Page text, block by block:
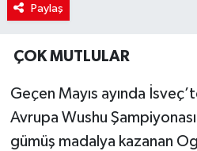
Paylaş
ÇOK MUTLULAR
Geçen Mayıs ayında
Avrupa Wushu
gümüş madalya kazanan